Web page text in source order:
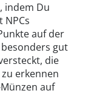
indem Du
auf der
gut
die
erkennen
auf